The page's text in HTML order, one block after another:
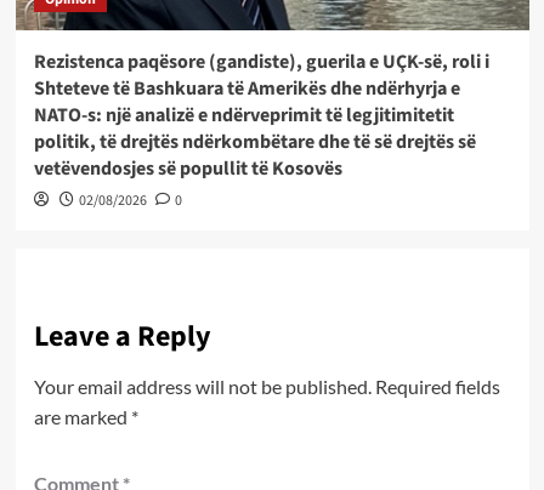
Rezistenca paqësore (gandiste), guerila e UÇK-së, roli i
Shteteve të Bashkuara të Amerikës dhe ndërhyrja e
NATO-s: një analizë e ndërveprimit të legjitimitetit
politik, të drejtës ndërkombëtare dhe të së drejtës së
vetëvendosjes së popullit të Kosovës
02/08/2026 0
Leave a Reply
Your email address will not be published. Required fields
are marked *
Comment *